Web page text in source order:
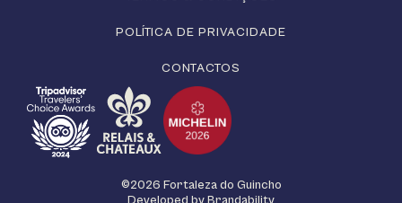
POLÍTICA DE PRIVACIDADE
CONTACTOS
©2026 Fortaleza do Guincho